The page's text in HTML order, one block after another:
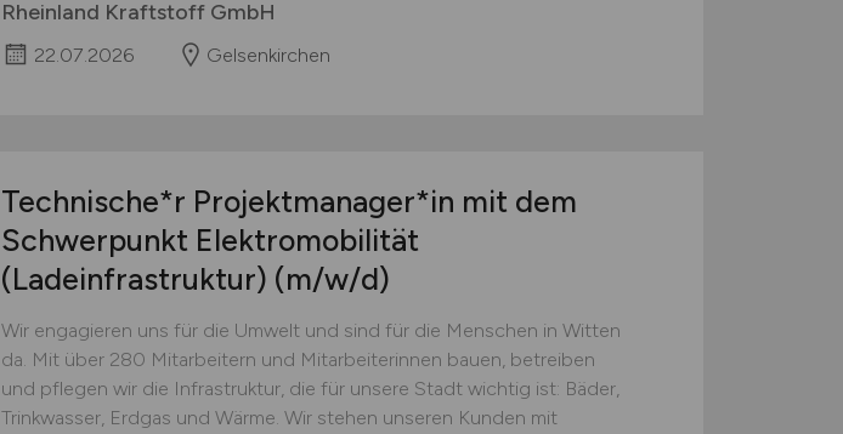
Rheinland Kraftstoff GmbH
22.07.2026 Gelsenkirchen
Technische*r Projektmanager*in mit dem
Schwerpunkt Elektromobilität
(Ladeinfrastruktur) (m/w/d)
Wir engagieren uns für die Umwelt und sind für die Menschen in Witten
da. Mit über 280 Mitarbeitern und Mitarbeiterinnen bauen, betreiben
und pflegen wir die Infrastruktur, die für unsere Stadt wichtig ist: Bäder,
Trinkwasser, Erdgas und Wärme. Wir stehen unseren Kunden mit